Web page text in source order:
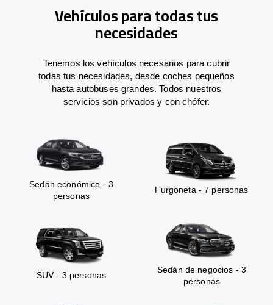
Vehículos para todas tus
necesidades
Tenemos los vehículos necesarios para cubrir
todas tus necesidades, desde coches pequeños
hasta autobuses grandes. Todos nuestros
servicios son privados y con chófer.
Sedán económico - 3
personas
Furgoneta - 7 personas
SUV - 3 personas
Sedán de negocios - 3
personas